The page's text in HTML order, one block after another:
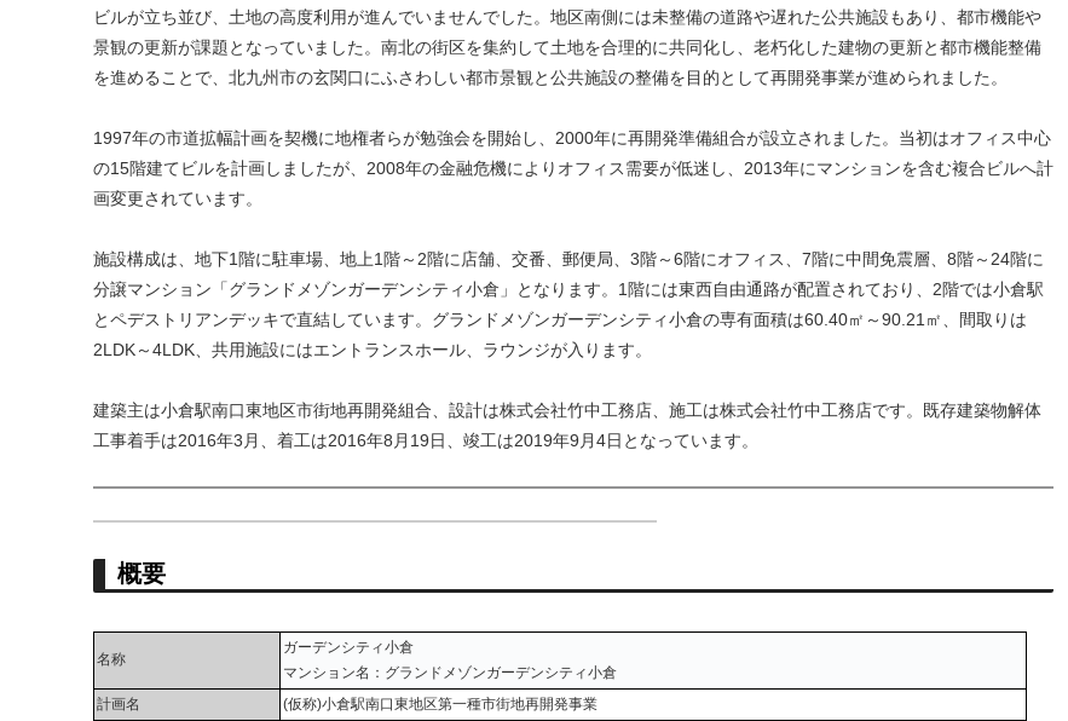
ビルが立ち並び、土地の高度利用が進んでいませんでした。地区南側には未整備の道路や遅れた公共施設もあり、都市機能や
景観の更新が課題となっていました。南北の街区を集約して土地を合理的に共同化し、老朽化した建物の更新と都市機能整備
を進めることで、北九州市の玄関口にふさわしい都市景観と公共施設の整備を目的として再開発事業が進められました。
1997年の市道拡幅計画を契機に地権者らが勉強会を開始し、2000年に再開発準備組合が設立されました。当初はオフィス中心
の15階建てビルを計画しましたが、2008年の金融危機によりオフィス需要が低迷し、2013年にマンションを含む複合ビルへ計
画変更されています。
施設構成は、地下1階に駐車場、地上1階～2階に店舗、交番、郵便局、3階～6階にオフィス、7階に中間免震層、8階～24階に
分譲マンション「グランドメゾンガーデンシティ小倉」となります。1階には東西自由通路が配置されており、2階では小倉駅
とペデストリアンデッキで直結しています。グランドメゾンガーデンシティ小倉の専有面積は60.40㎡～90.21㎡、間取りは
2LDK～4LDK、共用施設にはエントランスホール、ラウンジが入ります。
建築主は小倉駅南口東地区市街地再開発組合、設計は株式会社竹中工務店、施工は株式会社竹中工務店です。既存建築物解体
工事着手は2016年3月、着工は2016年8月19日、竣工は2019年9月4日となっています。
概要
名称
ガーデンシティ小倉
マンション名：グランドメゾンガーデンシティ小倉
計画名
(仮称)小倉駅南口東地区第一種市街地再開発事業